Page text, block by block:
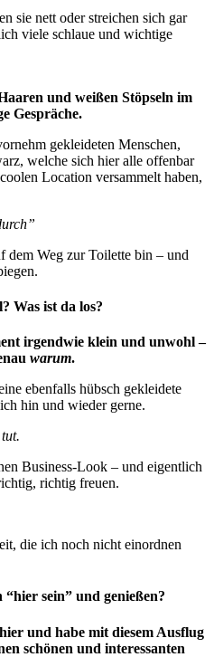
sie nett oder streichen sich gar
viele schlaue und wichtige
und weißen Stöpseln im
Gespräche.
gekleideten Menschen,
welche sich hier alle offenbar
Location versammelt haben,
dem Weg zur Toilette bin – und
Was ist da los?
irgendwie klein und unwohl –
warum.
ebenfalls hübsch gekleidete
hin und wieder gerne.
Business-Look – und eigentlich
richtig freuen.
die ich noch nicht einordnen
sein” und genießen?
und habe mit diesem Ausflug
schönen und interessanten